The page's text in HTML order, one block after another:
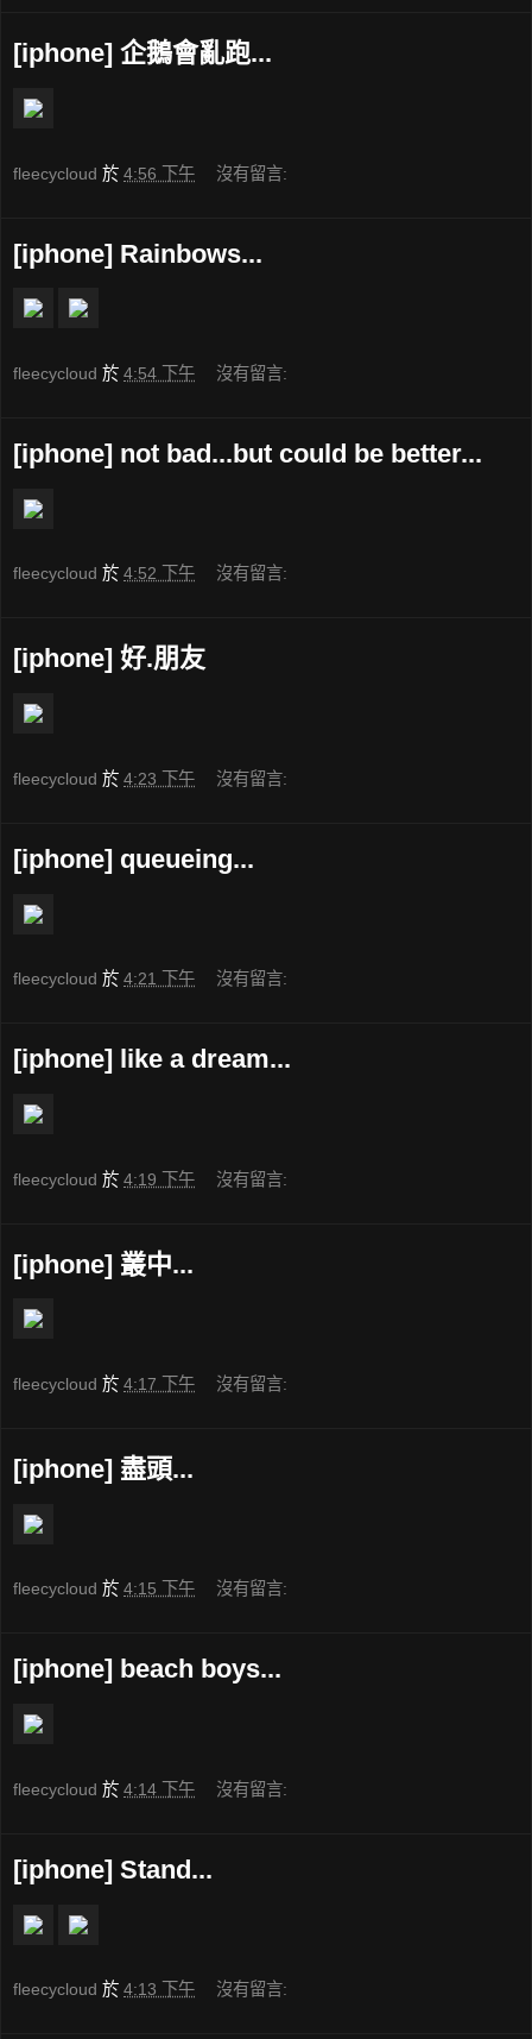
[iphone] 企鵝會亂跑...
fleecycloud 於 4:56 下午 沒有留言:
[iphone] Rainbows...
fleecycloud 於 4:54 下午 沒有留言:
[iphone] not bad...but could be better...
fleecycloud 於 4:52 下午 沒有留言:
[iphone] 好.朋友
fleecycloud 於 4:23 下午 沒有留言:
[iphone] queueing...
fleecycloud 於 4:21 下午 沒有留言:
[iphone] like a dream...
fleecycloud 於 4:19 下午 沒有留言:
[iphone] 叢中...
fleecycloud 於 4:17 下午 沒有留言:
[iphone] 盡頭...
fleecycloud 於 4:15 下午 沒有留言:
[iphone] beach boys...
fleecycloud 於 4:14 下午 沒有留言:
[iphone] Stand...
fleecycloud 於 4:13 下午 沒有留言: